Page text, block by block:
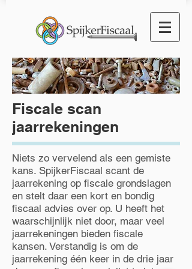
Fiscale scan
jaarrekeningen
Niets zo vervelend als een gemiste
kans. SpijkerFiscaal scant de
jaarrekening op fiscale grondslagen
en stelt daar een kort en bondig
fiscaal advies over op. U heeft het
waarschijnlijk niet door, maar veel
jaarrekeningen bieden fiscale
kansen. Verstandig is om de
jaarrekening één keer in de drie jaar